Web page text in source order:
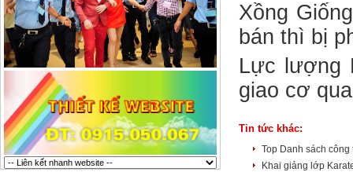
Xồng
bán thì bị
Lực lượng
giao cơ
Tin tức khác:
Top Danh sách
Khai giảng lớp